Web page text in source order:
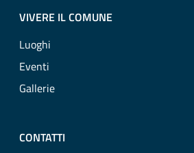
VIVERE IL COMUNE
Luoghi
Eventi
Gallerie
CONTATTI